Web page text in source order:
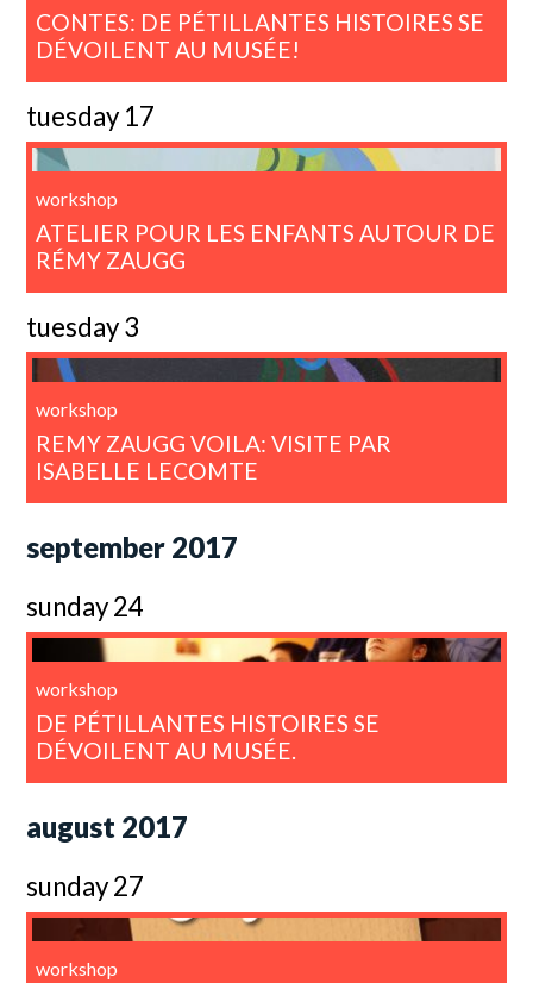
CONTES: DE PÉTILLANTES HISTOIRES SE
DÉVOILENT AU MUSÉE!
tuesday 17
workshop
ATELIER POUR LES ENFANTS AUTOUR DE
RÉMY ZAUGG
tuesday 3
workshop
REMY ZAUGG VOILA: VISITE PAR
ISABELLE LECOMTE
september 2017
sunday 24
workshop
DE PÉTILLANTES HISTOIRES SE
DÉVOILENT AU MUSÉE.
august 2017
sunday 27
workshop